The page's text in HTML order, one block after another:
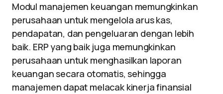
Modul manajemen keuangan memungkinkan
perusahaan untuk mengelola arus kas,
pendapatan, dan pengeluaran dengan lebih
baik. ERP yang baik juga memungkinkan
perusahaan untuk menghasilkan laporan
keuangan secara otomatis, sehingga
manajemen dapat melacak kinerja finansial